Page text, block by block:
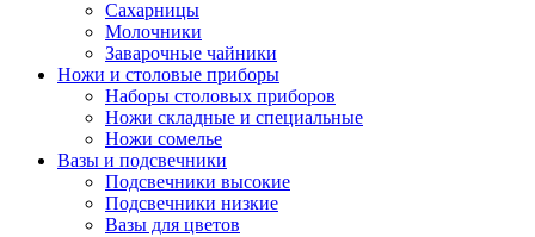
Сахарницы
Молочники
Заварочные чайники
Ножи и столовые приборы
Наборы столовых приборов
Ножи складные и специальные
Ножи сомелье
Вазы и подсвечники
Подсвечники высокие
Подсвечники низкие
Вазы для цветов